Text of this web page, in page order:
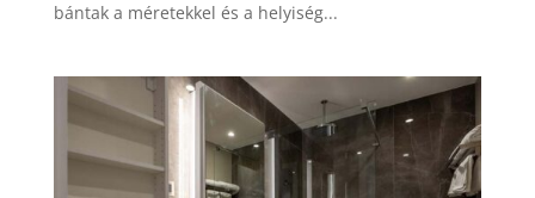
bántak a méretekkel és a helyiség...